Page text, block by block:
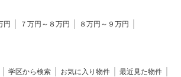
円 ７万円～８万円
８万円～９万円
学区から検索 お気に入り物件
最近見た物件